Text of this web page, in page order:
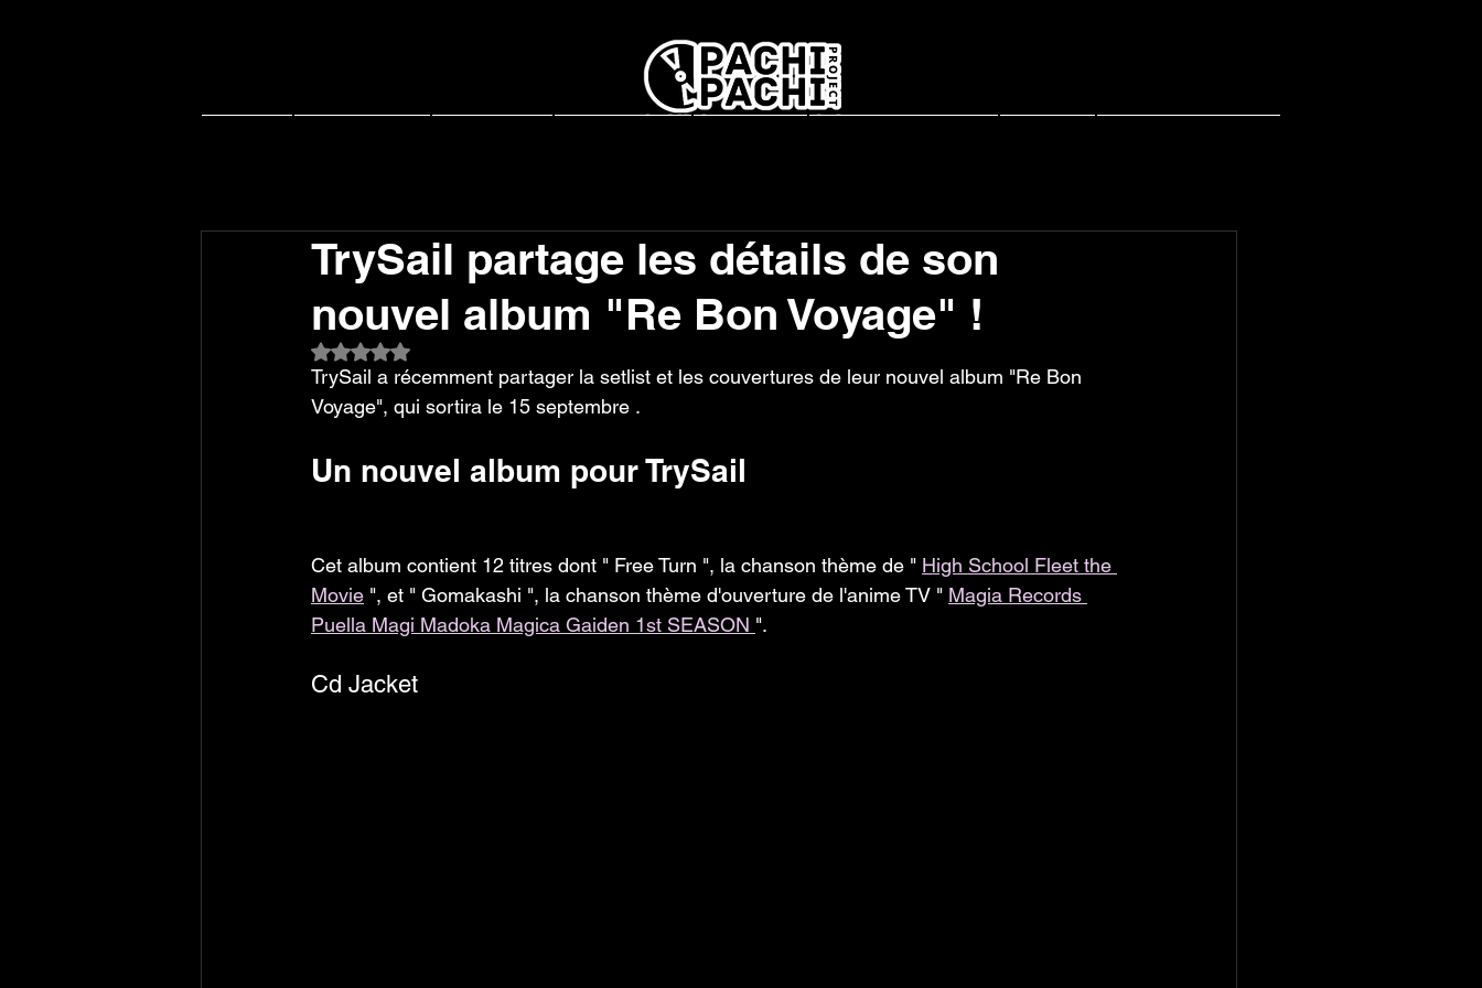
TrySail partage les détails de son
nouvel album "Re Bon Voyage" !
Noté NaN étoiles sur 5.
TrySail a récemment partager la setlist et les couvertures de leur nouvel album "Re Bon
Voyage", qui sortira le 15 septembre .
Un nouvel album pour TrySail
Cet album contient 12 titres dont " Free Turn ", la chanson thème de " High School Fleet the
Movie ", et " Gomakashi ", la chanson thème d'ouverture de l'anime TV " Magia Records
Puella Magi Madoka Magica Gaiden 1st SEASON ".
Cd Jacket